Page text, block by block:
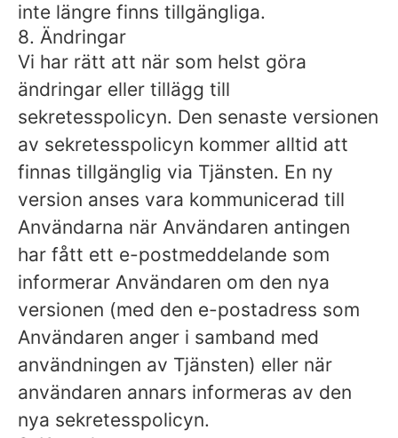
inte längre finns tillgängliga.
8. Ändringar
Vi har rätt att när som helst göra
ändringar eller tillägg till
sekretesspolicyn. Den senaste versionen
av sekretesspolicyn kommer alltid att
finnas tillgänglig via Tjänsten. En ny
version anses vara kommunicerad till
Användarna när Användaren antingen
har fått ett e-postmeddelande som
informerar Användaren om den nya
versionen (med den e-postadress som
Användaren anger i samband med
användningen av Tjänsten) eller när
användaren annars informeras av den
nya sekretesspolicyn.